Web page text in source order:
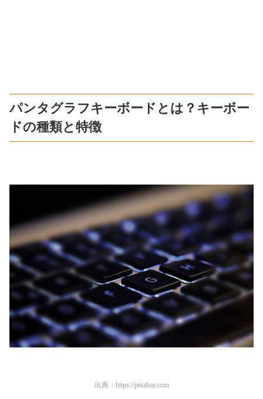
パンタグラフキーボードとは？キーボー
ドの種類と特徴
出典： https://pixabay.com